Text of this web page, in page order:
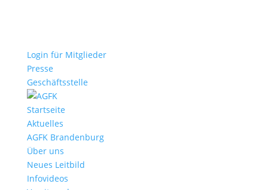
Login für Mitglieder
Presse
Geschäftsstelle
Startseite
Aktuelles
AGFK Brandenburg
Über uns
Neues Leitbild
Infovideos